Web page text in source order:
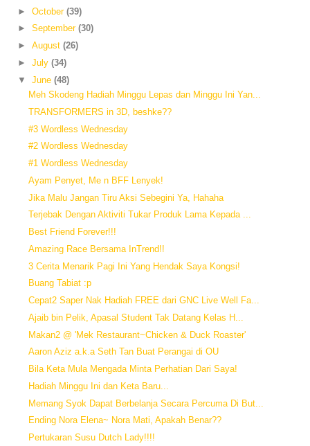
► October (39)
► September (30)
► August (26)
► July (34)
▼ June (48)
Meh Skodeng Hadiah Minggu Lepas dan Minggu Ini Yan...
TRANSFORMERS in 3D, beshke??
#3 Wordless Wednesday
#2 Wordless Wednesday
#1 Wordless Wednesday
Ayam Penyet, Me n BFF Lenyek!
Jika Malu Jangan Tiru Aksi Sebegini Ya, Hahaha
Terjebak Dengan Aktiviti Tukar Produk Lama Kepada ...
Best Friend Forever!!!
Amazing Race Bersama InTrend!!
3 Cerita Menarik Pagi Ini Yang Hendak Saya Kongsi!
Buang Tabiat :p
Cepat2 Saper Nak Hadiah FREE dari GNC Live Well Fa...
Ajaib bin Pelik, Apasal Student Tak Datang Kelas H...
Makan2 @ 'Mek Restaurant~Chicken & Duck Roaster'
Aaron Aziz a.k.a Seth Tan Buat Perangai di OU
Bila Keta Mula Mengada Minta Perhatian Dari Saya!
Hadiah Minggu Ini dan Keta Baru...
Memang Syok Dapat Berbelanja Secara Percuma Di But...
Ending Nora Elena~ Nora Mati, Apakah Benar??
Pertukaran Susu Dutch Lady!!!!